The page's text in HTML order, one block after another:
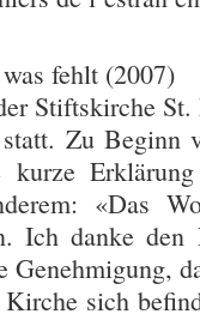
fehlt (2007)
Stiftskirche St.
Zu Beginn
«Das
Ich danke den
Kirche sich